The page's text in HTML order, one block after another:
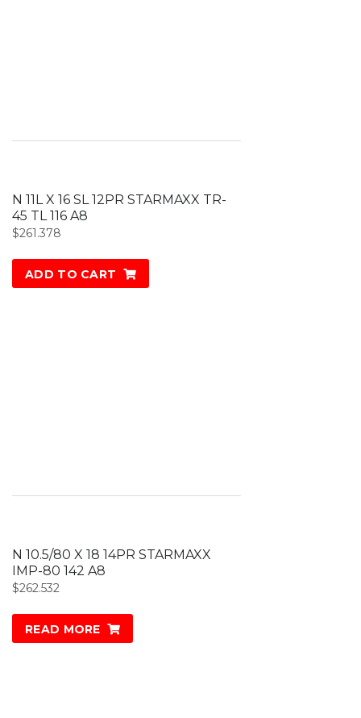
N 11L X 16 SL 12PR STARMAXX TR-
45 TL 116 A8
$261.378
ADD TO CART
N 10.5/80 X 18 14PR STARMAXX
IMP-80 142 A8
$262.532
READ MORE